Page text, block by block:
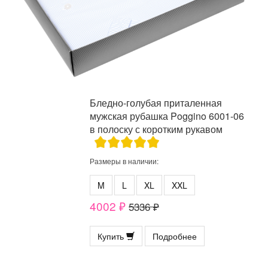
Бледно-голубая приталенная
мужская рубашка Poggino 6001-06
в полоску с коротким рукавом
Размеры в наличии:
M L XL XXL
4002 ₽ 5336 ₽
Купить Подробнее